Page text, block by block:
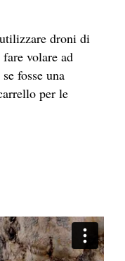
droni di
volare ad
fosse una
per le